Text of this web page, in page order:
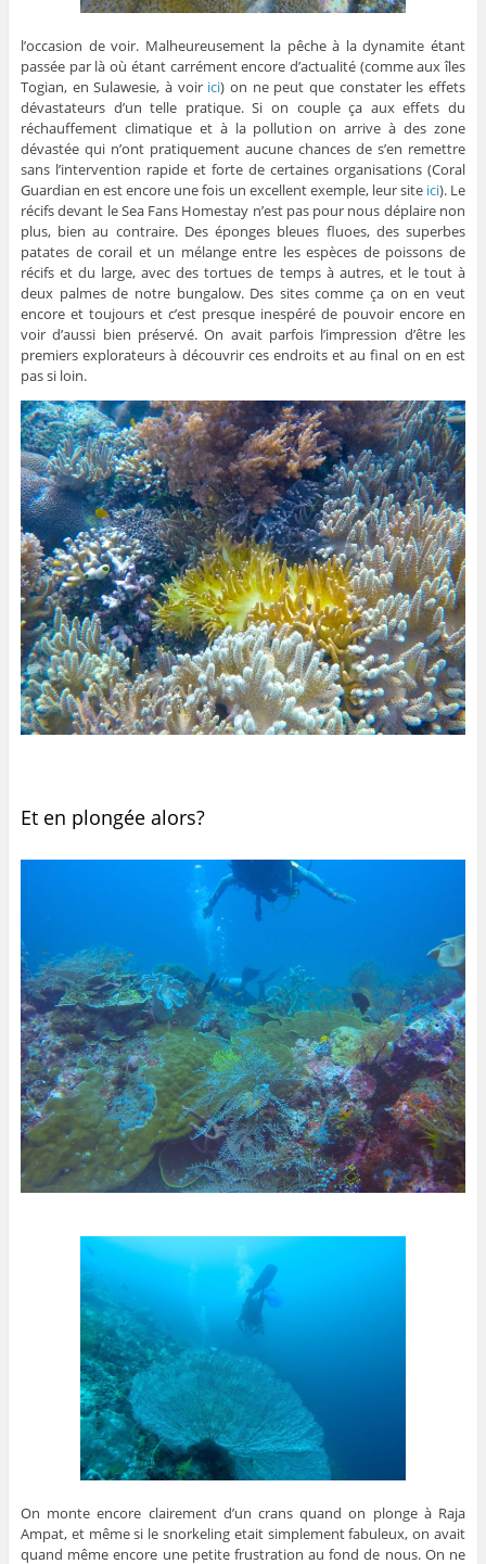
l’occasion de voir. Malheureusement la pêche à la dynamite étant
passée par là où étant carrément encore d’actualité (comme aux îles
Togian, en Sulawesie, à voir ici) on ne peut que constater les effets
dévastateurs d’un telle pratique. Si on couple ça aux effets du
réchauffement climatique et à la pollution on arrive à des zone
dévastée qui n’ont pratiquement aucune chances de s’en remettre
sans l’intervention rapide et forte de certaines organisations (Coral
Guardian en est encore une fois un excellent exemple, leur site ici). Le
récifs devant le Sea Fans Homestay n’est pas pour nous déplaire non
plus, bien au contraire. Des éponges bleues fluoes, des superbes
patates de corail et un mélange entre les espèces de poissons de
récifs et du large, avec des tortues de temps à autres, et le tout à
deux palmes de notre bungalow. Des sites comme ça on en veut
encore et toujours et c’est presque inespéré de pouvoir encore en
voir d’aussi bien préservé. On avait parfois l’impression d’être les
premiers explorateurs à découvrir ces endroits et au final on en est
pas si loin.
Et en plongée alors?
On monte encore clairement d’un crans quand on plonge à Raja
Ampat, et même si le snorkeling etait simplement fabuleux, on avait
quand même encore une petite frustration au fond de nous. On ne